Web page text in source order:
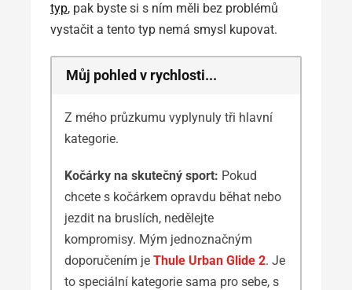
typ, pak byste si s ním měli bez problémů
vystačit a tento typ nemá smysl kupovat.
Můj pohled v rychlosti...
Z mého průzkumu vyplynuly tři hlavní
kategorie.
Kočárky na skutečný sport: Pokud
chcete s kočárkem opravdu běhat nebo
jezdit na bruslích, nedělejte
kompromisy. Mým jednoznačným
doporučením je Thule Urban Glide 2. Je
to speciální kategorie sama pro sebe, s